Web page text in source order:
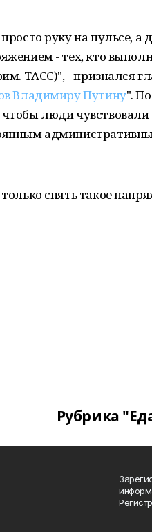
руку на пульсе, а
- тех, кто
ТАСС)", - признался
Владимиру Путину".
люди чувствовали
снять такое
Рубрика